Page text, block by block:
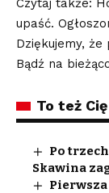
Czytaj także:
upaść.
Dziękujemy,
Bądź na
To też
Po
Skawina